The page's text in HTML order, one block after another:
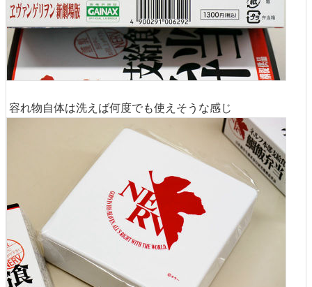
容れ物自体は洗えば何度でも使えそうな感じ